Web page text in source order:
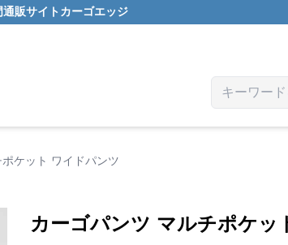
通販サイト カーゴエッジ
ケット ワイドパンツ
カーゴパンツ マルチポケッ